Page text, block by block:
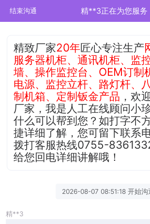
结束沟通 精**3正在为您服务
精致厂家20年匠心专注生产
服务器机柜、通讯机柜、监
墙、操作监控台、OEM订制
电源、监控立杆、路灯杆、
制机箱、定制钣金产品 ，欢
厂家，我是人工在线顾问小
什么可以帮到您？如打字不
捷详细了解，您可留下联系
拨打客服热线0755-
给您回电详细讲解哦！
2026-08-07 08:51:18 开始沟
精**3